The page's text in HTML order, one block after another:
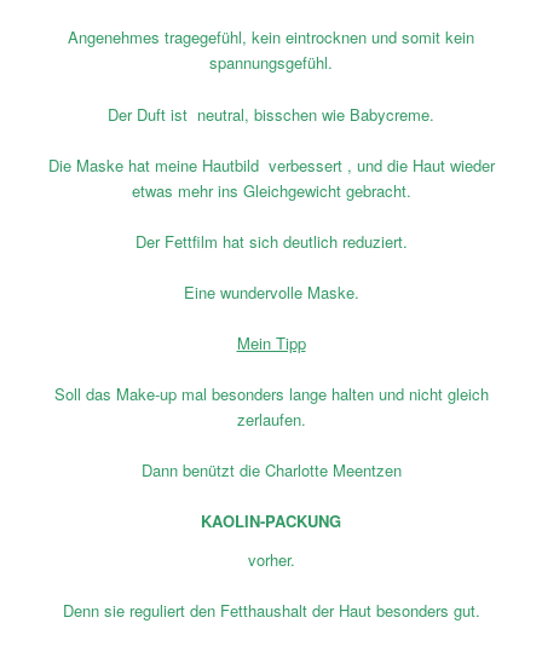
Angenehmes tragegefühl, kein eintrocknen und somit kein
spannungsgefühl.
Der Duft ist neutral, bisschen wie Babycreme.
Die Maske hat meine Hautbild verbessert , und die Haut wieder
etwas mehr ins Gleichgewicht gebracht.
Der Fettfilm hat sich deutlich reduziert.
Eine wundervolle Maske.
Mein Tipp
Soll das Make-up mal besonders lange halten und nicht gleich
zerlaufen.
Dann benützt die Charlotte Meentzen
KAOLIN-PACKUNG
vorher.
Denn sie reguliert den Fetthaushalt der Haut besonders gut.